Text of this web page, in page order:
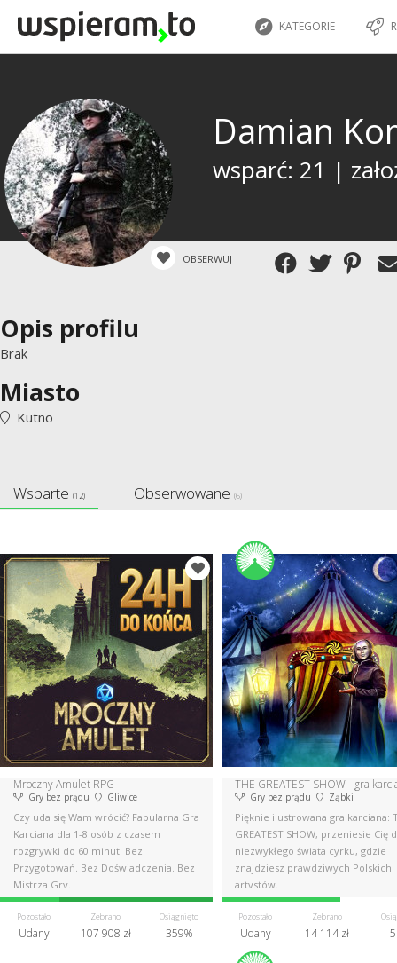
KATEGORIE
Damian
wsparć: 21 |
OBSERWUJ
Opis profilu
Brak
Miasto
Kutno
Wsparte (12) Obserwowane (6)
Mroczny Amulet RPG
Gry bez prądu Gliwice
Czy uda się Wam wrócić? Fabularna Gra
Karciana dla 1-8 osób z czasem
rozgrywki do 60 minut. Bez
Przygotowań. Bez Doświadczenia. Bez
Mistrza Gry.
Pozostało
Udany
Zebrano
107 908 zł
Osiągnięto
359%
THE GREATEST SHOW - gra
Gry bez prądu Ząbki
Pięknie ilustrowana gra karciana:
GREATEST SHOW, przeniesie Cię
niezwykłego świata cyrku, gdzie
znajdziesz prawdziwych Polskich
artystów.
Pozostało
Udany
Zebrano
14 114 zł